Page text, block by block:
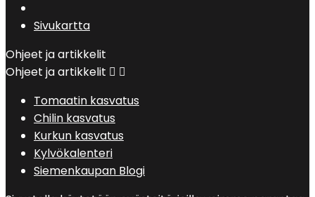
Sivukartta
Ohjeet ja artikkelit
Ohjeet ja artikkelit  
Tomaatin kasvatus
Chilin kasvatus
Kurkun kasvatus
Kylvökalenteri
Siemenkaupan Blogi